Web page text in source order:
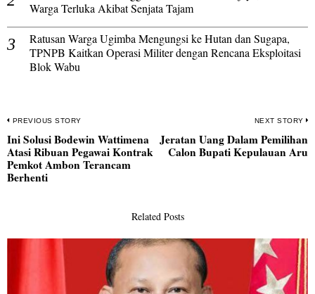
Warga Terluka Akibat Senjata Tajam
Ratusan Warga Ugimba Mengungsi ke Hutan dan Sugapa,
TPNPB Kaitkan Operasi Militer dengan Rencana Eksploitasi
Blok Wabu
Navigasi
pos
PREVIOUS STORY
Previous
post:
Ini Solusi Bodewin Wattimena
Atasi Ribuan Pegawai Kontrak
Pemkot Ambon Terancam
Berhenti
NEXT STORY
Jeratan Uang Dalam Pemilihan
Calon Bupati Kepulauan Aru
Related Posts